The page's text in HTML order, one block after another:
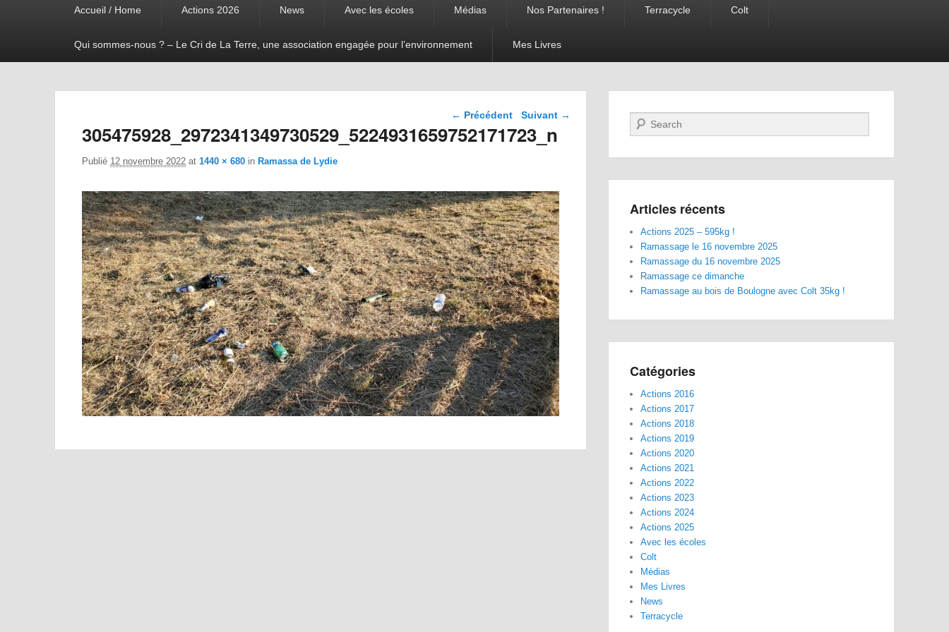
Accueil / Home Actions 2026 News Avec les écoles Médias Nos Partenaires ! Terracycle Colt
Qui sommes-nous ? – Le Cri de La Terre, une association engagée pour l’environnement Mes Livres
Navigation dans les
← Précédent Suivant →
305475928_2972341349730529_5224931659752171723_n
Publié 12 novembre 2022 at 1440 × 680 in Ramassa de Lydie
Recherche
Articles récents
Actions 2025 – 595kg !
Ramassage le 16 novembre 2025
Ramassage du 16 novembre 2025
Ramassage ce dimanche
Ramassage au bois de Boulogne avec Colt 35kg !
Catégories
Actions 2016
Actions 2017
Actions 2018
Actions 2019
Actions 2020
Actions 2021
Actions 2022
Actions 2023
Actions 2024
Actions 2025
Avec les écoles
Colt
Médias
Mes Livres
News
Terracycle